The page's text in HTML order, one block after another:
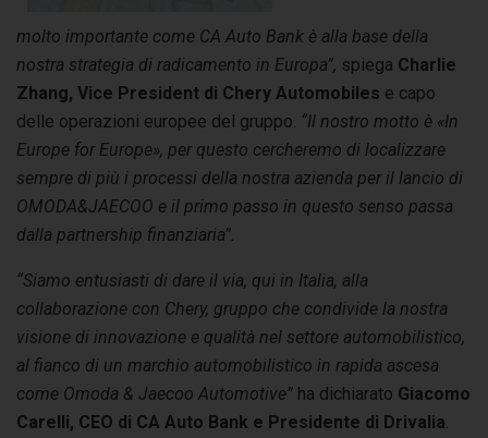
molto importante come CA Auto Bank è alla base della
nostra strategia di radicamento in Europa”, spiega Charlie
Zhang, Vice President di Chery Automobiles e capo
delle operazioni europee del gruppo. “Il nostro motto è «In
Europe for Europe», per questo cercheremo di localizzare
sempre di più i processi della nostra azienda per il lancio di
OMODA&JAECOO e il primo passo in questo senso passa
dalla partnership finanziaria”.
“Siamo entusiasti di dare il via, qui in Italia, alla
collaborazione con Chery, gruppo che condivide la nostra
visione di innovazione e qualità nel settore automobilistico,
al fianco di un marchio automobilistico in rapida ascesa
come Omoda & Jaecoo Automotive” ha dichiarato Giacomo
Carelli, CEO di CA Auto Bank e Presidente di Drivalia